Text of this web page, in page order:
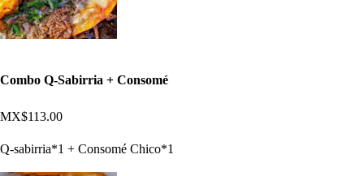
Combo Q-Sabirria + Consomé
MX$113.00
Q-sabirria*1 + Consomé Chico*1